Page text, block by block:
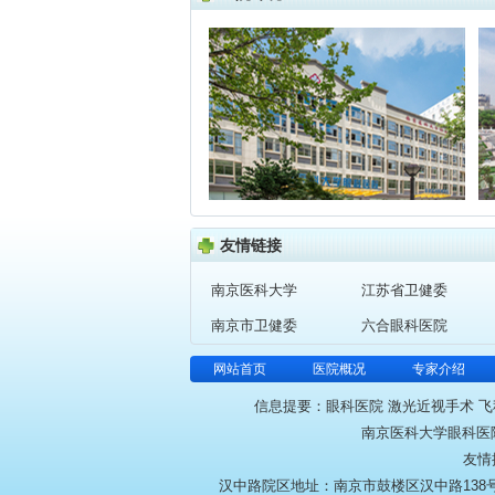
友情链接
南京医科大学 江苏省卫健委
南京市卫健委 六合眼科医院
网站首页 医院概况 专家介绍
信息提要：眼科医院 激光近视手术
南京医科大学眼科
友情
汉中路院区地址：南京市鼓楼区汉中路